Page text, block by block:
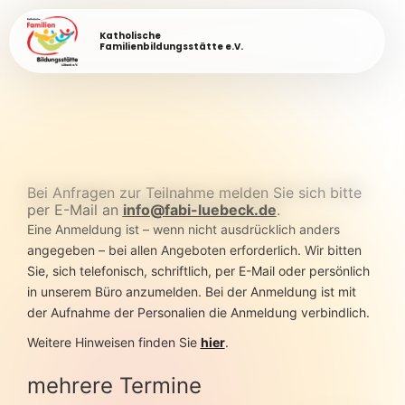
Katholische
Familienbildungsstätte e.V.
Bei Anfragen zur Teilnahme melden Sie sich bitte
per E-Mail an info@fabi-luebeck.de.
Eine Anmeldung ist – wenn nicht ausdrücklich anders
angegeben – bei allen Angeboten erforderlich. Wir bitten
Sie, sich telefonisch, schriftlich, per E-Mail oder persönlich
in unserem Büro anzumelden. Bei der Anmeldung ist mit
der Aufnahme der Personalien die Anmeldung verbindlich.
Weitere Hinweisen finden Sie hier.
mehrere Termine